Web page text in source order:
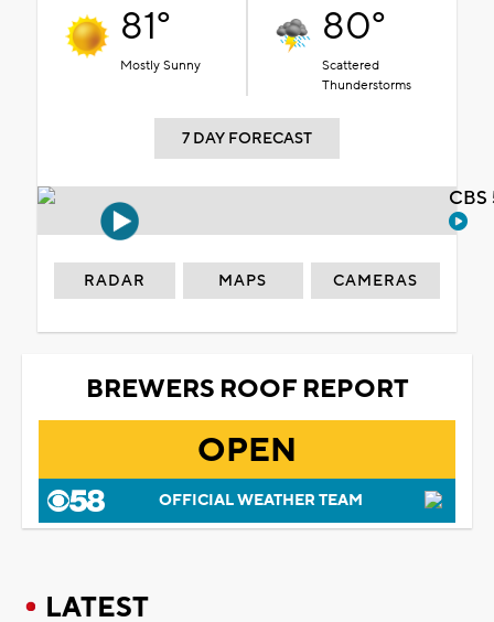
81°
Mostly Sunny
80°
Scattered
Thunderstorms
7 DAY FORECAST
RADAR MAPS CAMERAS
BREWERS ROOF REPORT
OPEN
OFFICIAL WEATHER TEAM
LATEST